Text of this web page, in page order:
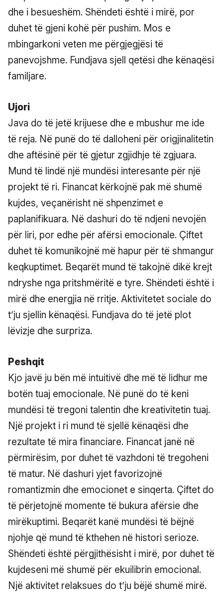
dhe i besueshëm. Shëndeti është i mirë, por
duhet të gjeni kohë për pushim. Mos e
mbingarkoni veten me përgjegjësi të
panevojshme. Fundjava sjell qetësi dhe kënaqësi
familjare.
Ujori
Java do të jetë krijuese dhe e mbushur me ide
të reja. Në punë do të dalloheni për origjinalitetin
dhe aftësinë për të gjetur zgjidhje të zgjuara.
Mund të lindë një mundësi interesante për një
projekt të ri. Financat kërkojnë pak më shumë
kujdes, veçanërisht në shpenzimet e
paplanifikuara. Në dashuri do të ndjeni nevojën
për liri, por edhe për afërsi emocionale. Çiftet
duhet të komunikojnë më hapur për të shmangur
keqkuptimet. Beqarët mund të takojnë dikë krejt
ndryshe nga pritshmëritë e tyre. Shëndeti është i
mirë dhe energjia në rritje. Aktivitetet sociale do
t’ju sjellin kënaqësi. Fundjava do të jetë plot
lëvizje dhe surpriza.
Peshqit
Kjo javë ju bën më intuitivë dhe më të lidhur me
botën tuaj emocionale. Në punë do të keni
mundësi të tregoni talentin dhe kreativitetin tuaj.
Një projekt i ri mund të sjellë kënaqësi dhe
rezultate të mira financiare. Financat janë në
përmirësim, por duhet të vazhdoni të tregoheni
të matur. Në dashuri yjet favorizojnë
romantizmin dhe emocionet e sinqerta. Çiftet do
të përjetojnë momente të bukura afërsie dhe
mirëkuptimi. Beqarët kanë mundësi të bëjnë
njohje që mund të kthehen në histori serioze.
Shëndeti është përgjithësisht i mirë, por duhet të
kujdeseni më shumë për ekuilibrin emocional.
Një aktivitet relaksues do t’ju bëjë shumë mirë.